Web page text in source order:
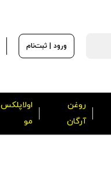
ورود | ثبت‌نام
روغن
آرگان
اولاپلکس
مو